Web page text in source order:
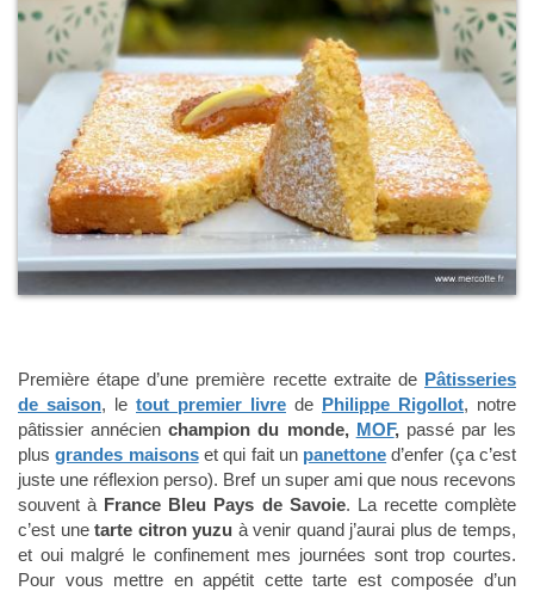
Première étape d’une première recette extraite de Pâtisseries
de saison, le tout premier livre de Philippe Rigollot, notre
pâtissier annécienchampion du monde, MOF,passé par les
plusgrandes maisonset qui fait un panettone d’enfer (ça c’est
juste une réflexion perso). Bref un super ami que nous recevons
souvent à France Bleu Pays de Savoie. La recette complète
c’est unetarte citron yuzu à venir quand j’aurai plus de temps,
et oui malgré le confinement mes journées sont trop courtes.
Pour vous mettre en appétit cette tarte est composée d’un